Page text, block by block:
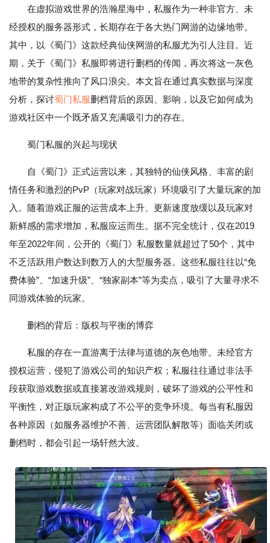
在虚拟游戏世界的浩瀚星海中，私服作为一种非官方、未
经授权的服务器形式，长期存在于各大热门网游的边缘地带。
其中，以《蜀门》这款经典仙侠网游的私服尤为引人注目。近
期，关于《蜀门》私服即将进行删档的传闻，再次将这一灰色
地带的复杂性推向了风口浪尖。本文旨在通过真实数据与深度
分析，探讨蜀门私服删档背后的原因、影响，以及它如何成为
游戏社区中一个既矛盾又充满吸引力的存在。
蜀门私服的兴起与现状
自《蜀门》正式运营以来，其独特的仙侠风格、丰富的剧
情任务和激烈的PvP（玩家对战玩家）环境吸引了大量玩家的加
入。随着游戏正服的运营成本上升、更新速度放缓以及玩家对
新鲜感的需求增加，私服应运而生。据不完全统计，仅在2019
年至2022年间，公开的《蜀门》私服数量就超过了50个，其中
不乏活跃用户数达到数万人的大型服务器。这些私服往往以“免
费体验”、“加速升级”、“独家副本”等为卖点，吸引了大量寻求不
同游戏体验的玩家。
删档的背后：版权与平衡的博弈
私服的存在一直游离于法律与道德的灰色地带。未经官方
授权运营，侵犯了游戏公司的知识产权；私服往往通过非法手
段获取游戏数据或直接篡改游戏规则，破坏了游戏的公平性和
平衡性，对正版玩家构成了不公平的竞争环境。每当有私服因
各种原因（如服务器维护不善、运营团队解散等）面临关闭或
删档时，都会引起一场轩然大波。